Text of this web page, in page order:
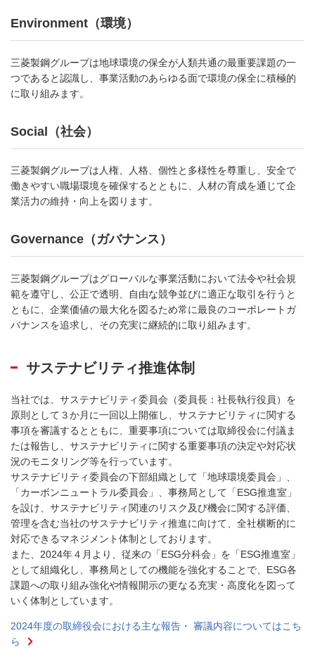
Environment（環境）
三菱製鋼グループは地球環境の保全が人類共通の最重要課題の一
つであると認識し、事業活動のあらゆる面で環境の保全に積極的
に取り組みます。
Social（社会）
三菱製鋼グループは人権、人格、個性と多様性を尊重し、安全で
働きやすい職場環境を確保するとともに、人材の育成を通じて企
業活力の維持・向上を図ります。
Governance（ガバナンス）
三菱製鋼グループはグローバルな事業活動において法令や社会規
範を遵守し、公正で透明、自由な競争並びに適正な取引を行うと
ともに、企業価値の最大化を図るため常に最良のコーポレートガ
バナンスを追求し、その充実に継続的に取り組みます。
サステナビリティ推進体制
当社では、サステナビリティ委員会（委員長：社長執行役員）を
原則として３か月に一回以上開催し、サステナビリティに関する
事項を審議するとともに、重要事項については取締役会に付議ま
たは報告し、サステナビリティに関する重要事項の決定や対応状
況のモニタリング等を行っています。
サステナビリティ委員会の下部組織として「地球環境委員会」、
「カーボンニュートラル委員会」、事務局として「ESG推進室」
を設け、サステナビリティ関連のリスク及び機会に関する評価、
管理を含む当社のサステナビリティ推進に向けて、全社横断的に
対応できるマネジメント体制としております。
また、2024年４月より、従来の「ESG分科会」を「ESG推進室」
として組織化し、事務局としての機能を強化することで、ESG各
課題への取り組み強化や情報開示の更なる充実・高度化を図って
いく体制としています。
2024年度の取締役会における主な報告・ 審議内容についてはこち
ら